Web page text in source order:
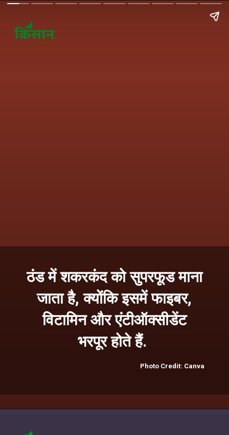
ठंड में शकरकंद को सुपरफूड माना
जाता है, क्योंकि इसमें फाइबर,
विटामिन और एंटीऑक्सीडेंट
भरपूर होते हैं.
Photo Credit: Canva